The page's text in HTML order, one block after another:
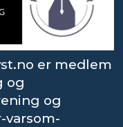
er medlem
og
og